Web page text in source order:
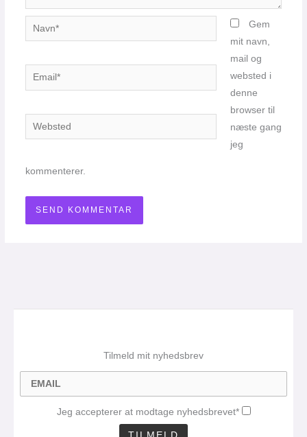
Navn*
Email*
Websted
Gem
mit navn,
mail og
websted i
denne
browser til
næste gang
jeg
kommenterer.
Tilmeld mit nyhedsbrev
Jeg accepterer at modtage nyhedsbrevet*